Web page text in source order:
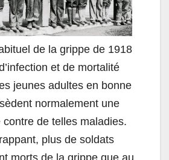
de la grippe de 1918
et de mortalité
jeunes adultes en bonne
normalement une
de telles maladies.
plus de soldats
morts de la grippe que au